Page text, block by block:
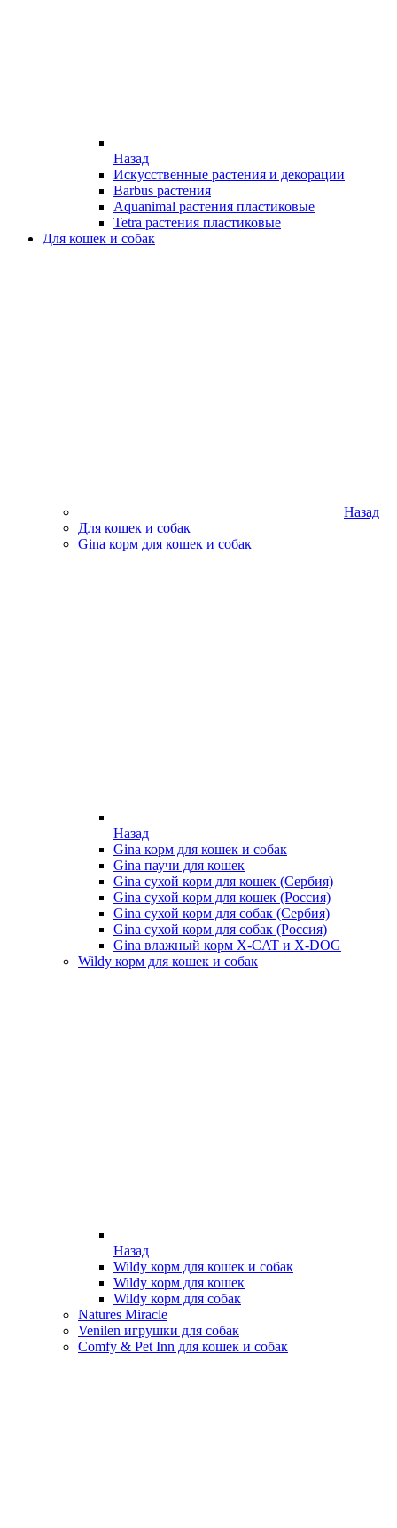
Назад
Искусственные растения и декорации
Barbus растения
Aquanimal растения пластиковые
Tetra растения пластиковые
Для кошек и собак
Назад
Для кошек и собак
Gina корм для кошек и собак
Назад
Gina корм для кошек и собак
Gina паучи для кошек
Gina сухой корм для кошек (Сербия)
Gina сухой корм для кошек (Россия)
Gina сухой корм для собак (Сербия)
Gina сухой корм для собак (Россия)
Gina влажный корм X-CAT и X-DOG
Wildy корм для кошек и собак
Назад
Wildy корм для кошек и собак
Wildy корм для кошек
Wildy корм для собак
Natures Miracle
Venilen игрушки для собак
Comfy & Pet Inn для кошек и собак